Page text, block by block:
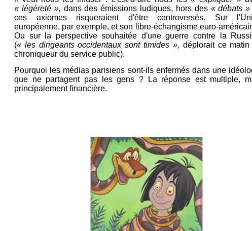
« légèreté », dans des émissions ludiques, hors des « débats »
ces axiomes risqueraient d'être controversés. Sur
européenne, par exemple, et son libre-échangisme euro-
Ou sur la perspective souhaitée d'une guerre contre la
(« les dirigeants occidentaux sont timides », déplorait ce matin
chroniqueur du service public).
Pourquoi les médias parisiens sont-ils enfermés dans une
que ne partagent pas les gens ? La réponse est multiple,
principalement financière.